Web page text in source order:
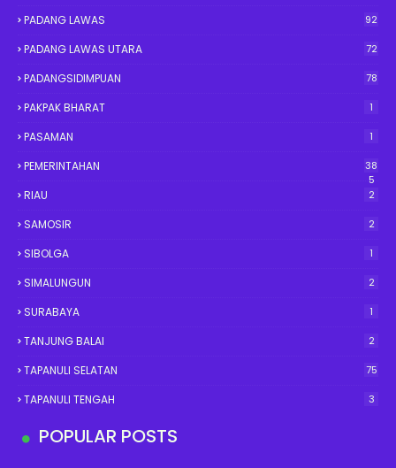
PADANG LAWAS 92
PADANG LAWAS UTARA 72
PADANGSIDIMPUAN 78
PAKPAK BHARAT 1
PASAMAN 1
PEMERINTAHAN
38
5
RIAU 2
SAMOSIR 2
SIBOLGA 1
SIMALUNGUN 2
SURABAYA 1
TANJUNG BALAI 2
TAPANULI SELATAN 75
TAPANULI TENGAH 3
POPULAR POSTS